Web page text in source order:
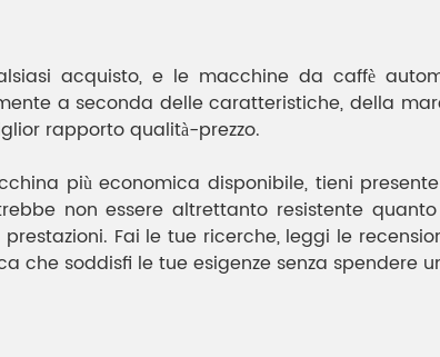
acquisto, e le macchine da caffè
a seconda delle caratteristiche, della
rapporto qualità-prezzo.
più economica disponibile, tieni
non essere altrettanto resistente
Fai le tue ricerche, leggi le
che soddisfi le tue esigenze senza spendere